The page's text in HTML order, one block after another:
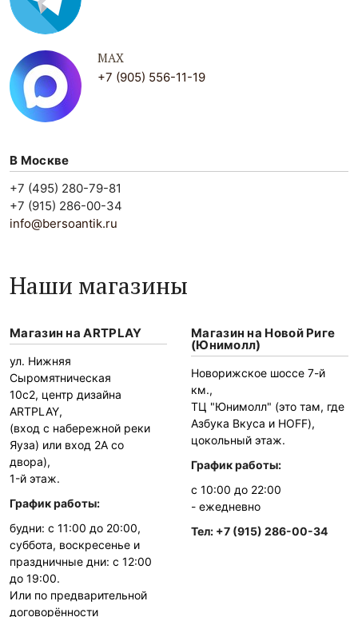
MAX
+7 (905) 556-11-19
В Москве
+7 (495) 280-79-81
+7 (915) 286-00-34
info@bersoantik.ru
Наши магазины
Магазин на ARTPLAY
ул. Нижняя
Сыромятническая
10с2, центр дизайна
ARTPLAY,
(вход с набережной реки
Яуза) или вход 2А со
двора),
1-й этаж.
График работы:
будни: с 11:00 до 20:00,
суббота, воскресенье и
праздничные дни: с 12:00
до 19:00.
Или по предварительной
договорённости
Магазин на Новой Риге
(Юнимолл)
Новорижское шоссе 7-й
км.,
ТЦ "Юнимолл" (это там, где
Азбука Вкуса и HOFF),
цокольный этаж.
График работы:
с 10:00 до 22:00
- ежедневно
Тел: +7 (915) 286-00-34